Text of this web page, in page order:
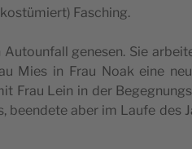
Fasching.
gene­sen. Sie
Mies in Frau Noak eine
Frau Lein in der
been­de­te aber im Lau­fe des